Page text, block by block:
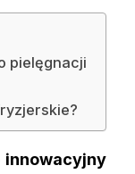
pielęgnacji
innowacyjny